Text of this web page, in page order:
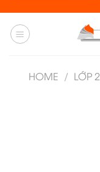
HOME / LỚP 2